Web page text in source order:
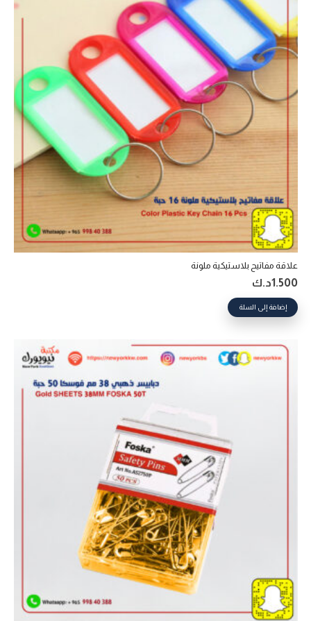
علاقة مفاتيح بلاستيكية ملونة
1.500د.ك
إضافة إلى السلة